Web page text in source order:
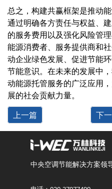
总之，构建共赢框架是推动
通过明确各方责任与权益、
的服务费用以及强化风险管
能源消费者、服务提供商和
动企业绿色发展、促进节能
节能意识。在未来的发展中
动能源托管服务的广泛应用
展的社会贡献力量。
上一篇
下
中央空调节能解决方案领